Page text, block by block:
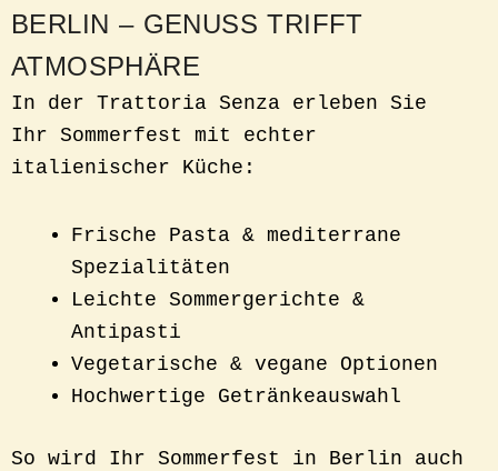
BERLIN – GENUSS TRIFFT
ATMOSPHÄRE
In der Trattoria Senza erleben Sie
Ihr Sommerfest mit echter
italienischer Küche:
Frische Pasta & mediterrane
Spezialitäten
Leichte Sommergerichte &
Antipasti
Vegetarische & vegane Optionen
Hochwertige Getränkeauswahl
So wird Ihr Sommerfest in Berlin auch